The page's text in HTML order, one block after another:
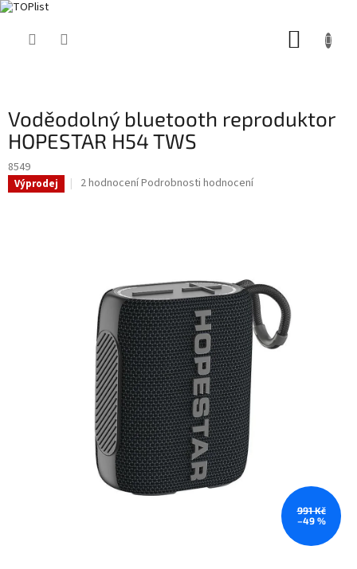
Voděodolný bluetooth reproduktor
HOPESTAR H54 TWS
8549
Výprodej
Průměrné
hvězdiček.
2 hodnoceníPodrobnosti hodnocení
991 Kč
–49 %